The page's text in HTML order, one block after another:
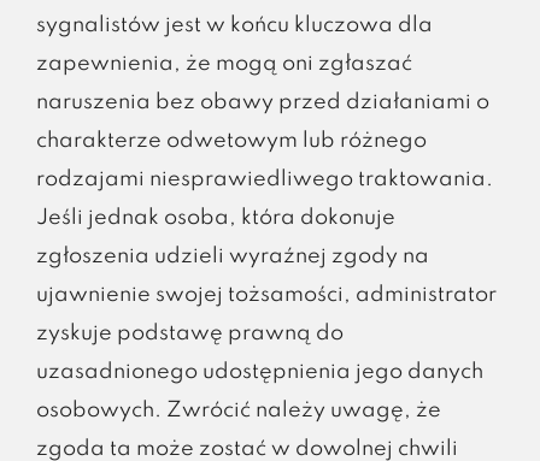
sygnalistów jest w końcu kluczowa dla
zapewnienia, że mogą oni zgłaszać
naruszenia bez obawy przed działaniami o
charakterze odwetowym lub różnego
rodzajami niesprawiedliwego traktowania.
Jeśli jednak osoba, która dokonuje
zgłoszenia udzieli wyraźnej zgody na
ujawnienie swojej tożsamości, administrator
zyskuje podstawę prawną do
uzasadnionego udostępnienia jego danych
osobowych. Zwrócić należy uwagę, że
zgoda ta może zostać w dowolnej chwili